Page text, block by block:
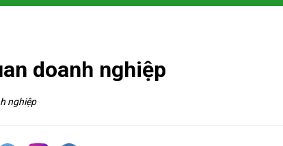
doanh nghiệp
nghiệp